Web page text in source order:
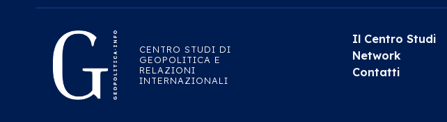
CENTRO STUDI DI
GEOPOLITICA E
RELAZIONI
INTERNAZIONALI
Il Centro Studi
Network
Contatti